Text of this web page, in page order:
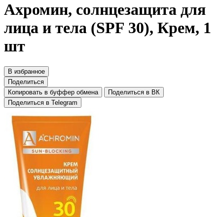
Ахромин, солнцезащита для
лица и тела (SPF 30), Крем, 1
шт
В избранное
Поделиться
Копировать в буффер обмена
Поделиться в ВК
Поделиться в Telegram